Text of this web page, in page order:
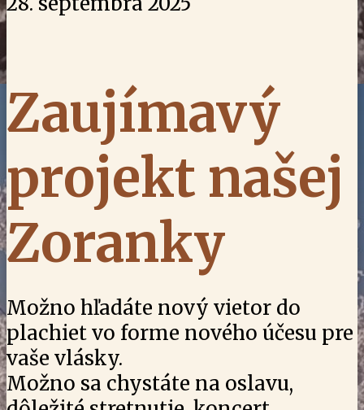
Zaujímavý
projekt našej
Zoranky
Možno hľadáte nový vietor do
plachiet vo forme nového účesu pre
vaše vlásky.
Možno sa chystáte na oslavu,